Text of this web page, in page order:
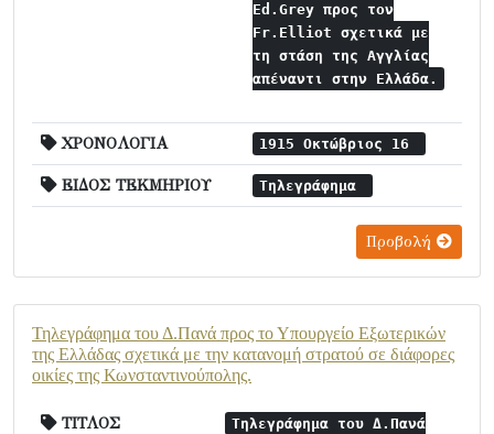
Ed.Grey προς τον
Fr.Elliot σχετικά με
τη στάση της Αγγλίας
απέναντι στην Ελλάδα.
ΧΡΟΝΟΛΟΓΙΑ 1915 Οκτώβριος 16
ΕΙΔΟΣ ΤΕΚΜΗΡΙΟΥ Τηλεγράφημα
Προβολή
Τηλεγράφημα του Δ.Πανά προς το Υπουργείο Εξωτερικών
της Ελλάδας σχετικά με την κατανομή στρατού σε διάφορες
οικίες της Κωνσταντινούπολης.
ΤΙΤΛΟΣ
Τηλεγράφημα του Δ.Πανά